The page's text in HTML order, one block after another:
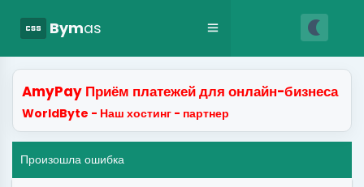
css Bymas nightlight
AmyPay Приём платежей для онлайн-бизнеса
WorldByte - Наш хостинг - партнер
Произошла ошибка